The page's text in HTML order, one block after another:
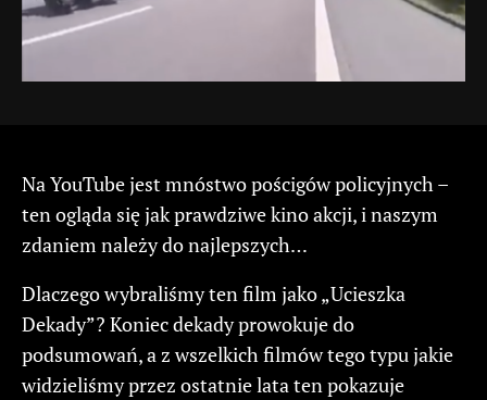
Na YouTube jest mnóstwo pościgów policyjnych –
ten ogląda się jak prawdziwe kino akcji, i naszym
zdaniem należy do najlepszych…
Dlaczego wybraliśmy ten film jako „Ucieszka
Dekady”? Koniec dekady prowokuje do
podsumowań, a z wszelkich filmów tego typu jakie
widzieliśmy przez ostatnie lata ten pokazuje